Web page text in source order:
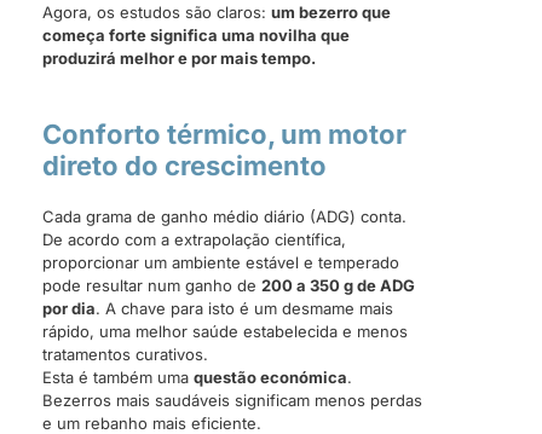
Agora, os estudos são claros: um bezerro que
começa forte significa uma novilha que
produzirá melhor e por mais tempo.
Conforto térmico, um motor
direto do crescimento
Cada grama de ganho médio diário (ADG) conta.
De acordo com a extrapolação científica,
proporcionar um ambiente estável e temperado
pode resultar num ganho de 200 a 350 g de ADG
por dia. A chave para isto é um desmame mais
rápido, uma melhor saúde estabelecida e menos
tratamentos curativos.
Esta é também uma questão económica.
Bezerros mais saudáveis significam menos perdas
e um rebanho mais eficiente.